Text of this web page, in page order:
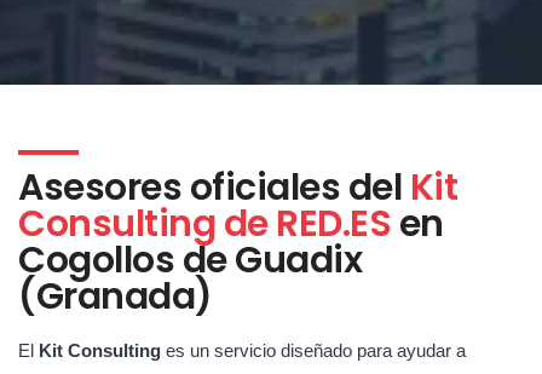
Asesores oficiales del Kit
Consulting de RED.ESen
Cogollos de Guadix
(Granada)
El Kit Consulting es un servicio diseñado para ayudar a